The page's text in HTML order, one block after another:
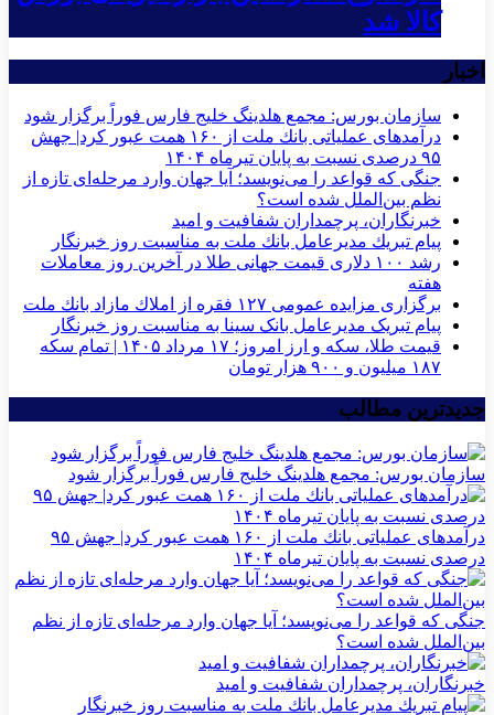
کالا شد
اخبار
سازمان بورس: مجمع هلدینگ خلیج فارس فوراً برگزار شود
درآمدهای عملیاتی بانك ملت از ۱۶۰ همت عبور كرد| جهش
۹۵ درصدی نسبت به پایان تیرماه ۱۴۰۴
جنگی که قواعد را می‌نویسد؛ آیا جهان وارد مرحله‌ای تازه از
نظم بین‌الملل شده است؟
خبرنگاران، پرچمداران شفافیت و امید
پیام تبریك مدیرعامل بانك ملت به مناسبت روز خبرنگار
رشد ۱۰۰ دلاری قیمت جهانی طلا در آخرین روز معاملات
هفته
برگزاری مزایده عمومی ۱۲۷ فقره از املاك مازاد بانك ملت
پیام تبریک مدیرعامل بانک سینا به مناسبت روز خبرنگار
قیمت طلا، سکه و ارز امروز؛ ۱۷ مرداد ۱۴۰۵ | تمام سکه
۱۸۷ میلیون و ۹۰۰ هزار تومان
جدیدترین مطالب
سازمان بورس: مجمع هلدینگ خلیج فارس فوراً برگزار شود
درآمدهای عملیاتی بانك ملت از ۱۶۰ همت عبور كرد| جهش ۹۵
درصدی نسبت به پایان تیرماه ۱۴۰۴
جنگی که قواعد را می‌نویسد؛ آیا جهان وارد مرحله‌ای تازه از نظم
بین‌الملل شده است؟
خبرنگاران، پرچمداران شفافیت و امید